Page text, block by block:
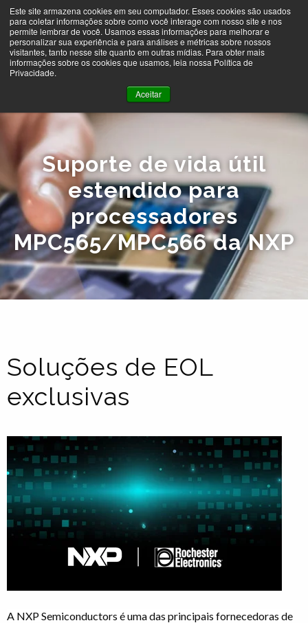
Este site armazena cookies em seu computador. Esses cookies são usados
para coletar informações sobre como você interage com nosso site e nos
permite lembrar de você. Usamos essas informações para melhorar e
personalizar sua experiência e para análises e métricas sobre nossos
visitantes, tanto nesse site quanto em outras mídias. Para obter mais
informações sobre os cookies que usamos, leia nossa Política de
Privacidade.
Aceitar
MENU
Suporte de vida útil
estendido para
processadores
MPC565/MPC566 da NXP
Soluções de EOL
exclusivas
A NXP Semiconductors é uma das principais fornecedoras de